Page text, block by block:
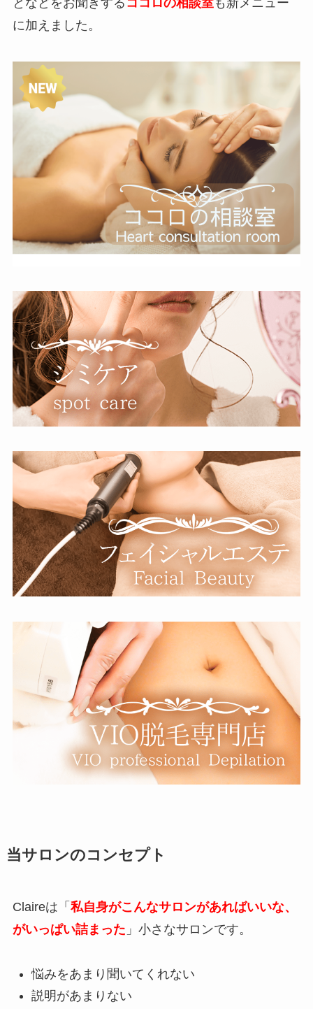
となどをお聞きする ココロの相談室も新メニュー
に加えました。
当サロンのコンセプト
Claireは「 私自身がこんなサロンがあればいいな、
がいっぱい詰まった 」小さなサロンです。
悩みをあまり聞いてくれない
説明があまりない